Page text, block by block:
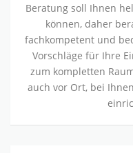
Beratung soll Ihnen
können, daher
fachkompetent und
Vorschläge für Ihre
zum kompletten
auch vor Ort, bei